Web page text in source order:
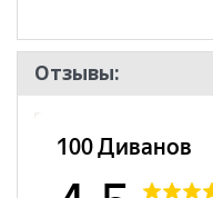
Отзывы: